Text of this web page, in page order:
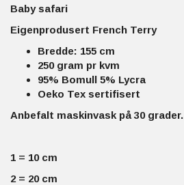
Baby safari
Eigenprodusert French Terry
Bredde: 155 cm
250 gram pr kvm
95% Bomull 5% Lycra
Oeko Tex sertifisert
Anbefalt maskinvask på 30 grader.
1 = 10 cm
2 = 20 cm